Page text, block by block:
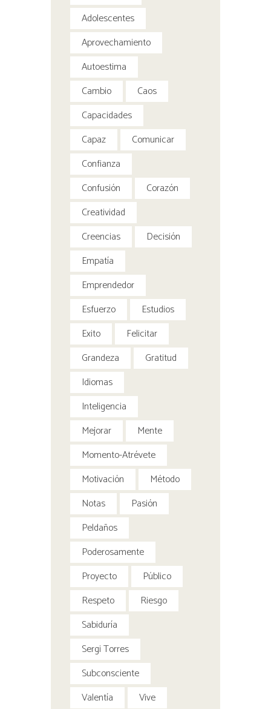
Adolescentes
Aprovechamiento
Autoestima
Cambio
Caos
Capacidades
Capaz
Comunicar
Confianza
Confusión
Corazón
Creatividad
Creencias
Decisión
Empatía
Emprendedor
Esfuerzo
Estudios
Exito
Felicitar
Grandeza
Gratitud
Idiomas
Inteligencia
Mejorar
Mente
Momento-Atrévete
Motivación
Método
Notas
Pasión
Peldaños
Poderosamente
Proyecto
Público
Respeto
Riesgo
Sabiduría
Sergi Torres
Subconsciente
Valentía
Vive